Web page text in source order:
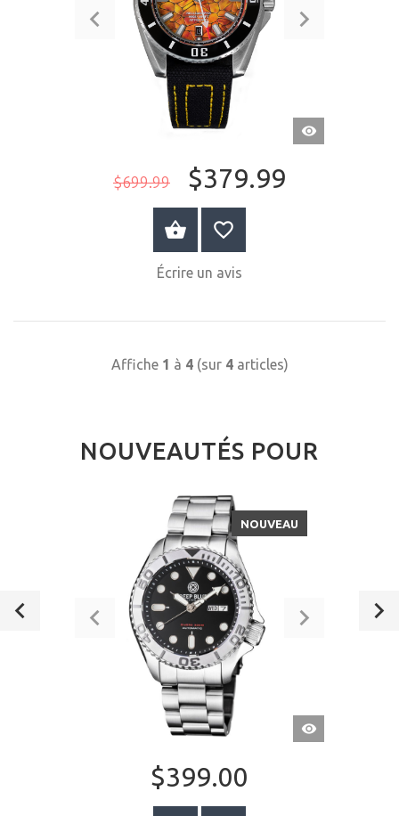
APERÇU
RAPIDE
$699.99 $379.99
ACHETER MAINTENANT
Écrire un avis
Affiche 1 à 4(sur 4articles)
NOUVEAUTÉS POUR
APERÇU
RAPIDE
NOUVEAU
$399.00